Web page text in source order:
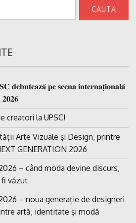
𝐝𝐞𝐛𝐮𝐭𝐞𝐚𝐳𝐚̆ 𝐩𝐞 𝐬𝐜𝐞𝐧𝐚 𝐢𝐧𝐭𝐞𝐫𝐧𝐚𝐭̗𝐢𝐨𝐧𝐚𝐥𝐚̆
𝟐𝟎𝟐𝟔
creatori la UPSC!
Arte Vizuale și Design, printre
GENERATION 2026
– când moda devine discurs,
fi văzut
– noua generație de designeri
artă, identitate și modă